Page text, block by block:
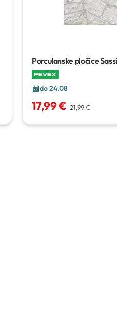
Porculanske pločice Sassi
do 24.08
17,99 € 21,99 €